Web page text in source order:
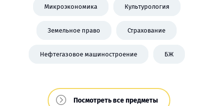
Микроэкономика Культурология
Земельное право Страхование
Нефтегазовое машиностроение БЖ
Посмотреть все предметы